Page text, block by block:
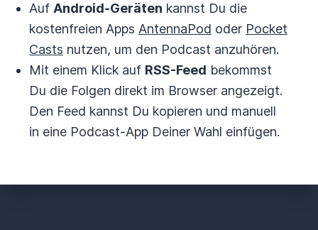
Auf Android-Geräten kannst Du die
kostenfreien Apps AntennaPod oder Pocket
Casts nutzen, um den Podcast anzuhören.
Mit einem Klick auf RSS-Feed bekommst
Du die Folgen direkt im Browser angezeigt.
Den Feed kannst Du kopieren und manuell
in eine Podcast-App Deiner Wahl einfügen.